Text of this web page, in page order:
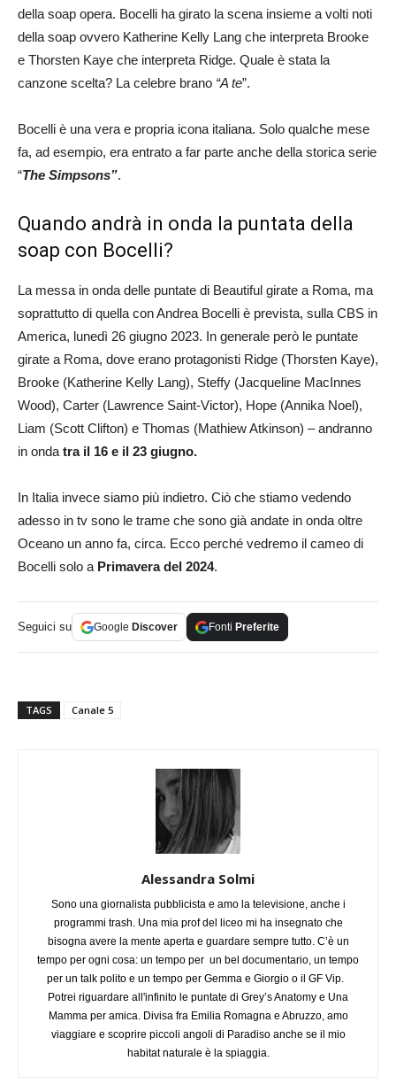
della soap opera. Bocelli ha girato la scena insieme a volti noti
della soap ovvero Katherine Kelly Lang che interpreta Brooke
e Thorsten Kaye che interpreta Ridge. Quale è stata la
canzone scelta? La celebre brano “A te”.
Bocelli è una vera e propria icona italiana. Solo qualche mese
fa, ad esempio, era entrato a far parte anche della storica serie
“The Simpsons”.
Quando andrà in onda la puntata della
soap con Bocelli?
La messa in onda delle puntate di Beautiful girate a Roma, ma
soprattutto di quella con Andrea Bocelli è prevista, sulla CBS in
America, lunedì 26 giugno 2023. In generale però le puntate
girate a Roma, dove erano protagonisti Ridge (Thorsten Kaye),
Brooke (Katherine Kelly Lang), Steffy (Jacqueline MacInnes
Wood), Carter (Lawrence Saint-Victor), Hope (Annika Noel),
Liam (Scott Clifton) e Thomas (Mathiew Atkinson) – andranno
in onda tra il 16 e il 23 giugno.
In Italia invece siamo più indietro. Ciò che stiamo vedendo
adesso in tv sono le trame che sono già andate in onda oltre
Oceano un anno fa, circa. Ecco perché vedremo il cameo di
Bocelli solo a Primavera del 2024.
Seguici su Google Discover Fonti Preferite
TAGS Canale 5
Alessandra Solmi
Sono una giornalista pubblicista e amo la televisione, anche i
programmi trash. Una mia prof del liceo mi ha insegnato che
bisogna avere la mente aperta e guardare sempre tutto. C’è un
tempo per ogni cosa: un tempo per un bel documentario, un tempo
per un talk polito e un tempo per Gemma e Giorgio o il GF Vip.
Potrei riguardare all'infinito le puntate di Grey’s Anatomy e Una
Mamma per amica. Divisa fra Emilia Romagna e Abruzzo, amo
viaggiare e scoprire piccoli angoli di Paradiso anche se il mio
habitat naturale è la spiaggia.